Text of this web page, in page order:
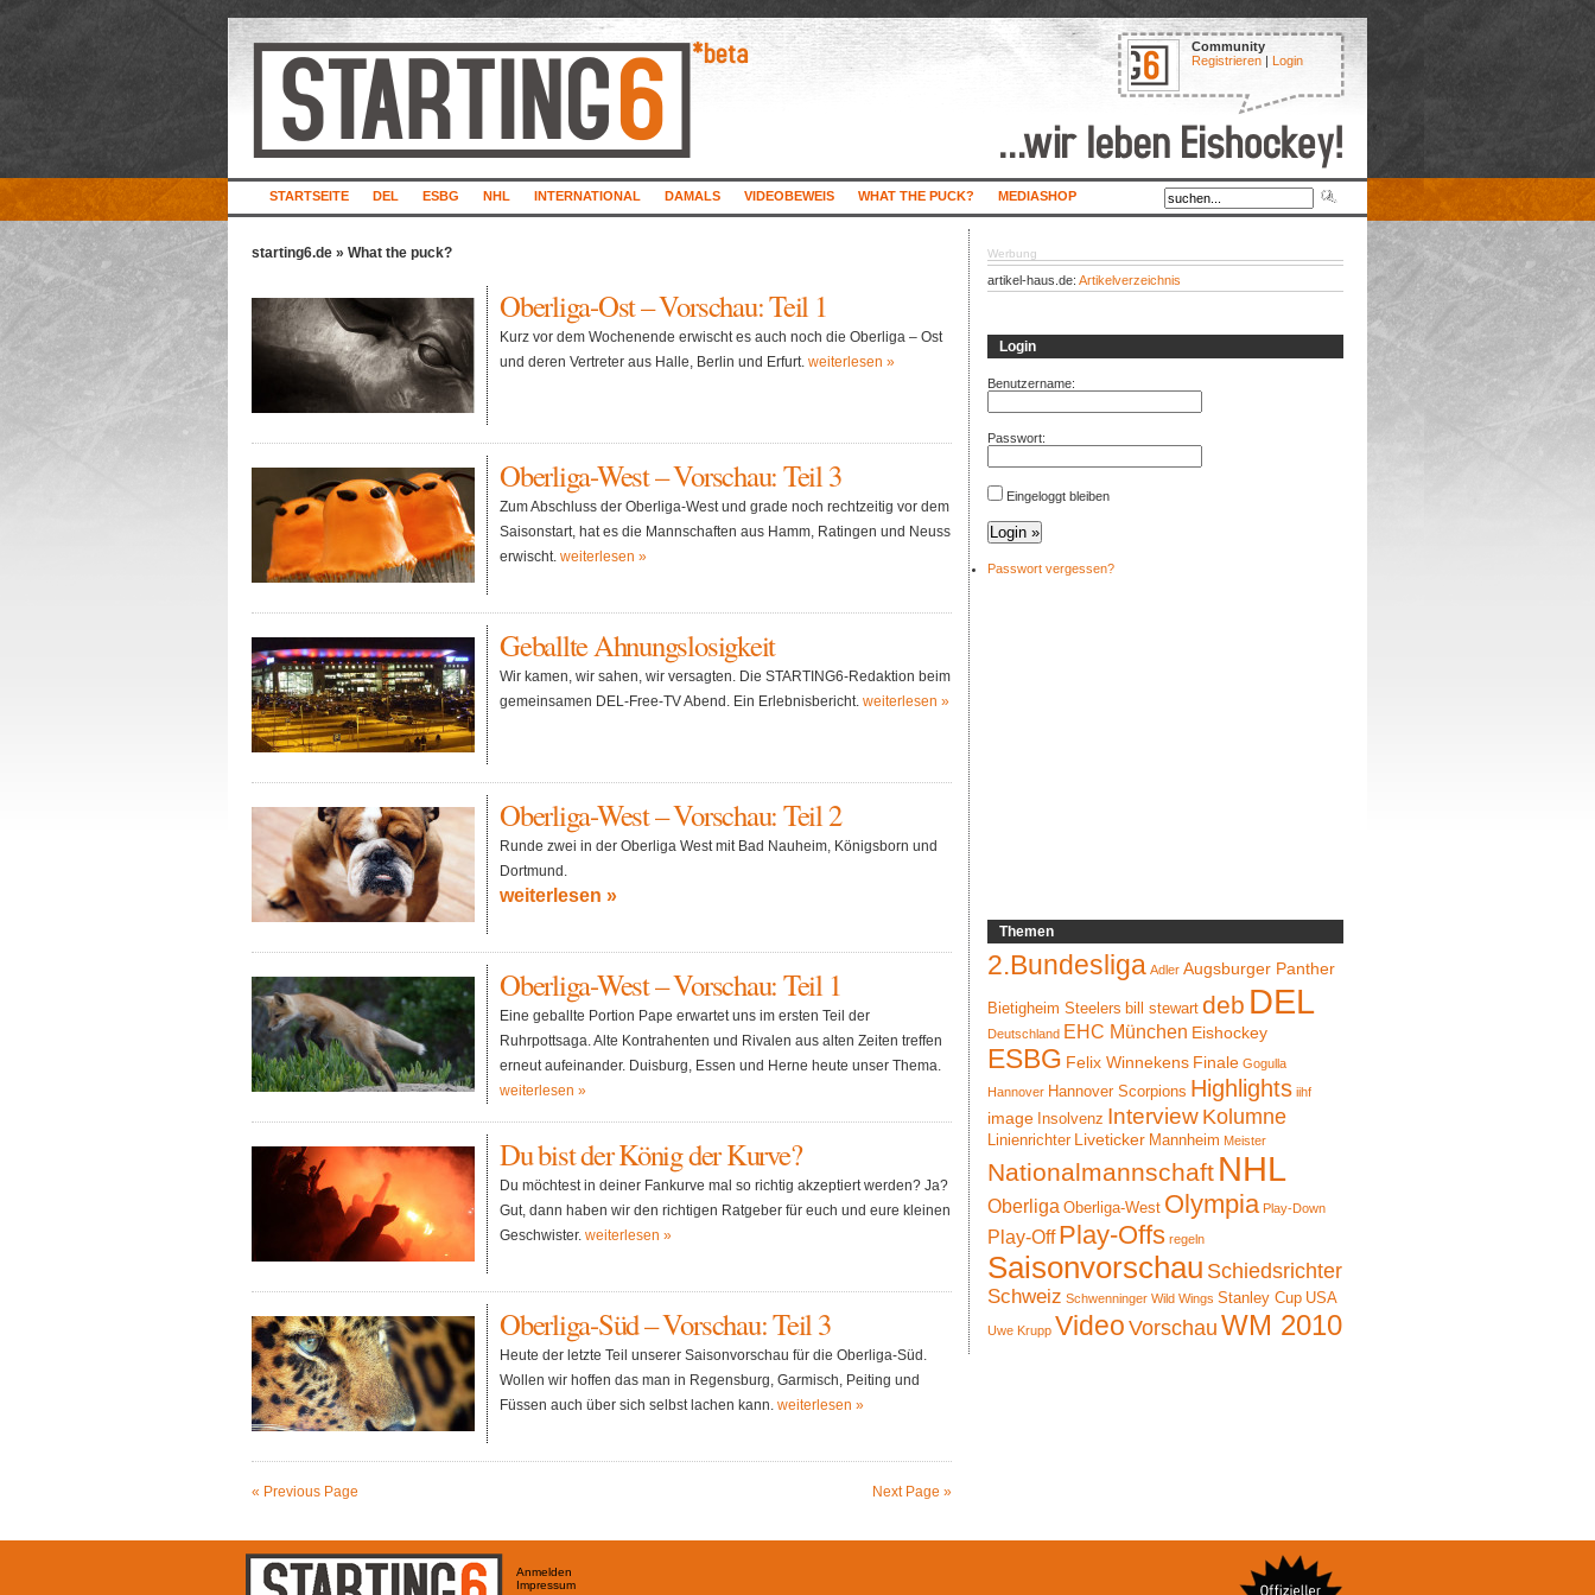
Community
Registrieren | Login
STARTSEITE DEL ESBG NHL INTERNATIONAL DAMALS VIDEOBEWEIS WHAT THE PUCK? MEDIASHOP
starting6.de » What the puck?
Oberliga-Ost – Vorschau: Teil 1
Kurz vor dem Wochenende erwischt es auch noch die Oberliga – Ost
und deren Vertreter aus Halle, Berlin und Erfurt. weiterlesen »
Oberliga-West – Vorschau: Teil 3
Zum Abschluss der Oberliga-West und grade noch rechtzeitig vor dem
Saisonstart, hat es die Mannschaften aus Hamm, Ratingen und Neuss
erwischt. weiterlesen »
Geballte Ahnungslosigkeit
Wir kamen, wir sahen, wir versagten. Die STARTING6-Redaktion beim
gemeinsamen DEL-Free-TV Abend. Ein Erlebnisbericht. weiterlesen »
Oberliga-West – Vorschau: Teil 2
Runde zwei in der Oberliga West mit Bad Nauheim, Königsborn und
Dortmund.
weiterlesen »
Oberliga-West – Vorschau: Teil 1
Eine geballte Portion Pape erwartet uns im ersten Teil der
Ruhrpottsaga. Alte Kontrahenten und Rivalen aus alten Zeiten treffen
erneut aufeinander. Duisburg, Essen und Herne heute unser Thema.
weiterlesen »
Du bist der König der Kurve?
Du möchtest in deiner Fankurve mal so richtig akzeptiert werden? Ja?
Gut, dann haben wir den richtigen Ratgeber für euch und eure kleinen
Geschwister. weiterlesen »
Oberliga-Süd – Vorschau: Teil 3
Heute der letzte Teil unserer Saisonvorschau für die Oberliga-Süd.
Wollen wir hoffen das man in Regensburg, Garmisch, Peiting und
Füssen auch über sich selbst lachen kann. weiterlesen »
Next Page »
« Previous Page
Werbung
artikel-haus.de: Artikelverzeichnis
Login
Benutzername:
Passwort:
Eingeloggt bleiben
Passwort vergessen?
Themen
2.Bundesliga Adler Augsburger Panther
Bietigheim Steelers bill stewart deb DEL
Deutschland EHC München Eishockey
ESBG Felix Winnekens Finale Gogulla
Hannover Hannover Scorpions Highlights iihf
image Insolvenz Interview Kolumne
Linienrichter Liveticker Mannheim Meister
Nationalmannschaft NHL
Oberliga Oberliga-West Olympia Play-Down
Play-Off Play-Offs regeln
Saisonvorschau Schiedsrichter
Schweiz Schwenninger Wild Wings Stanley Cup USA
Uwe Krupp Video Vorschau WM 2010
Anmelden
Impressum